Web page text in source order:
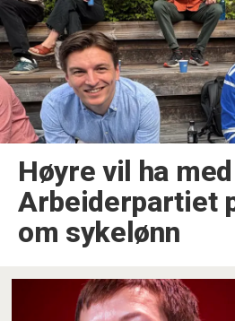
Høyre vil ha med
Arbeiderpartiet
om sykelønn